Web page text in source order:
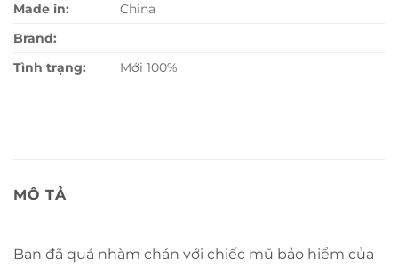
Made in:
China
Brand:
Tình trạng:
Mới 100%
MÔ TẢ
Bạn đã quá nhàm chán với chiếc mũ bảo hiểm của